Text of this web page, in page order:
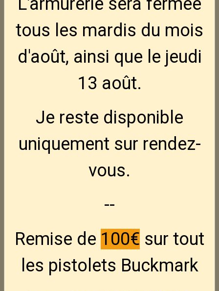
tous les mardis du mois
d'août, ainsi que le jeudi
13 août.
Je reste disponible
uniquement sur rendez-
vous.
--
Remise de 100€ sur tout
les pistolets Buckmark